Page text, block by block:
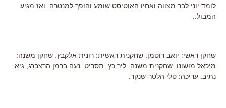
לומד יוני לבר מצווה ואחיו האוטיסט שומע והופך למנטרה. ואז מגיע
המבול..
שחקן ראשי: יואב רוטמן. שחקנית ראשית: רונית אלקבץ. שחקן משנה:
מיכאל מושונו. שחקנית משנה: ליר כץ. תסריט: נעה ברמן הרצברג, גיא
נתיב. עריכה: טלי הלטר-שנקר.